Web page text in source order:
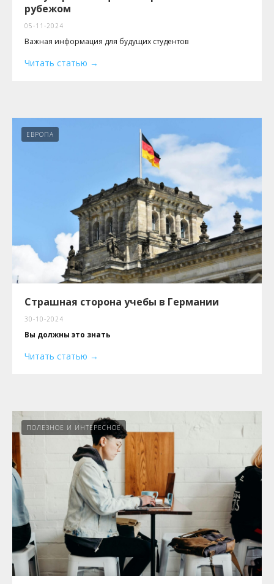
рубежом
05-11-2024
Важная информация для будущих студентов
Читать статью
ЕВРОПА
Страшная сторона учебы в Германии
30-10-2024
Вы должны это знать
Читать статью
ПОЛЕЗНОЕ И ИНТЕРЕСНОЕ